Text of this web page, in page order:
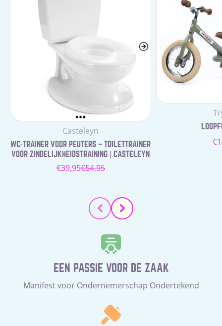
Leverancier:
Casteleyn
WC-TRAINER VOOR PEUTERS – TOILETTRAINER
VOOR ZINDELIJKHEIDSTRAINING | CASTELEYN
Verkoopprijs
€39,95Normale
€54,95
EEN PASSIE VOOR DE ZAAK
Manifest voor Ondernemerschap Ondertekend